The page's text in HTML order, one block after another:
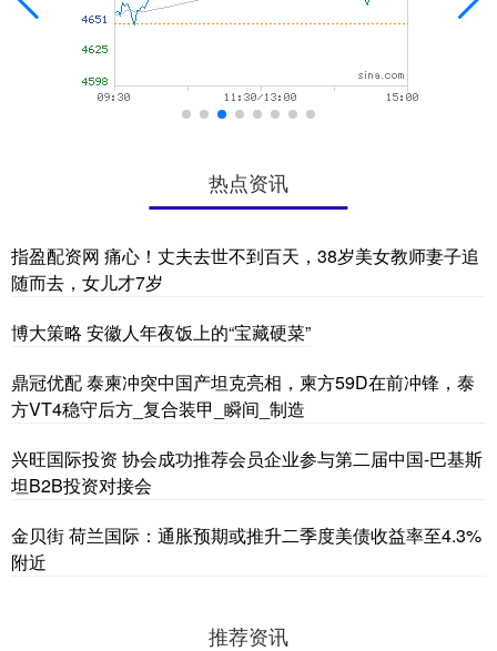
热点资讯
指盈配资网 痛心！丈夫去世不到百天，38岁美女教师妻子追
随而去，女儿才7岁
博大策略 安徽人年夜饭上的“宝藏硬菜”
鼎冠优配 泰柬冲突中国产坦克亮相，柬方59D在前冲锋，泰
方VT4稳守后方_复合装甲_瞬间_制造
兴旺国际投资 协会成功推荐会员企业参与第二届中国-巴基斯
坦B2B投资对接会
金贝街 荷兰国际：通胀预期或推升二季度美债收益率至4.3%
附近
推荐资讯